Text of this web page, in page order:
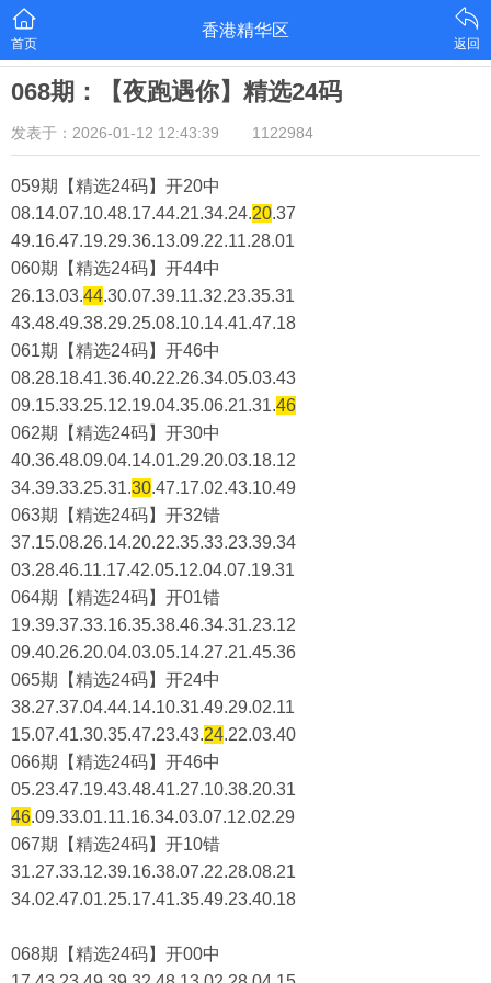
首页
香港精华区
返回
068期：【夜跑遇你】精选24码
发表于：2026-01-12 12:43:39 1122984
059期【精选24码】开20中
08.14.07.10.48.17.44.21.34.24.20.37
49.16.47.19.29.36.13.09.22.11.28.01
060期【精选24码】开44中
26.13.03.44.30.07.39.11.32.23.35.31
43.48.49.38.29.25.08.10.14.41.47.18
061期【精选24码】开46中
08.28.18.41.36.40.22.26.34.05.03.43
09.15.33.25.12.19.04.35.06.21.31.46
062期【精选24码】开30中
40.36.48.09.04.14.01.29.20.03.18.12
34.39.33.25.31.30.47.17.02.43.10.49
063期【精选24码】开32错
37.15.08.26.14.20.22.35.33.23.39.34
03.28.46.11.17.42.05.12.04.07.19.31
064期【精选24码】开01错
19.39.37.33.16.35.38.46.34.31.23.12
09.40.26.20.04.03.05.14.27.21.45.36
065期【精选24码】开24中
38.27.37.04.44.14.10.31.49.29.02.11
15.07.41.30.35.47.23.43.24.22.03.40
066期【精选24码】开46中
05.23.47.19.43.48.41.27.10.38.20.31
46.09.33.01.11.16.34.03.07.12.02.29
067期【精选24码】开10错
31.27.33.12.39.16.38.07.22.28.08.21
34.02.47.01.25.17.41.35.49.23.40.18
068期【精选24码】开00中